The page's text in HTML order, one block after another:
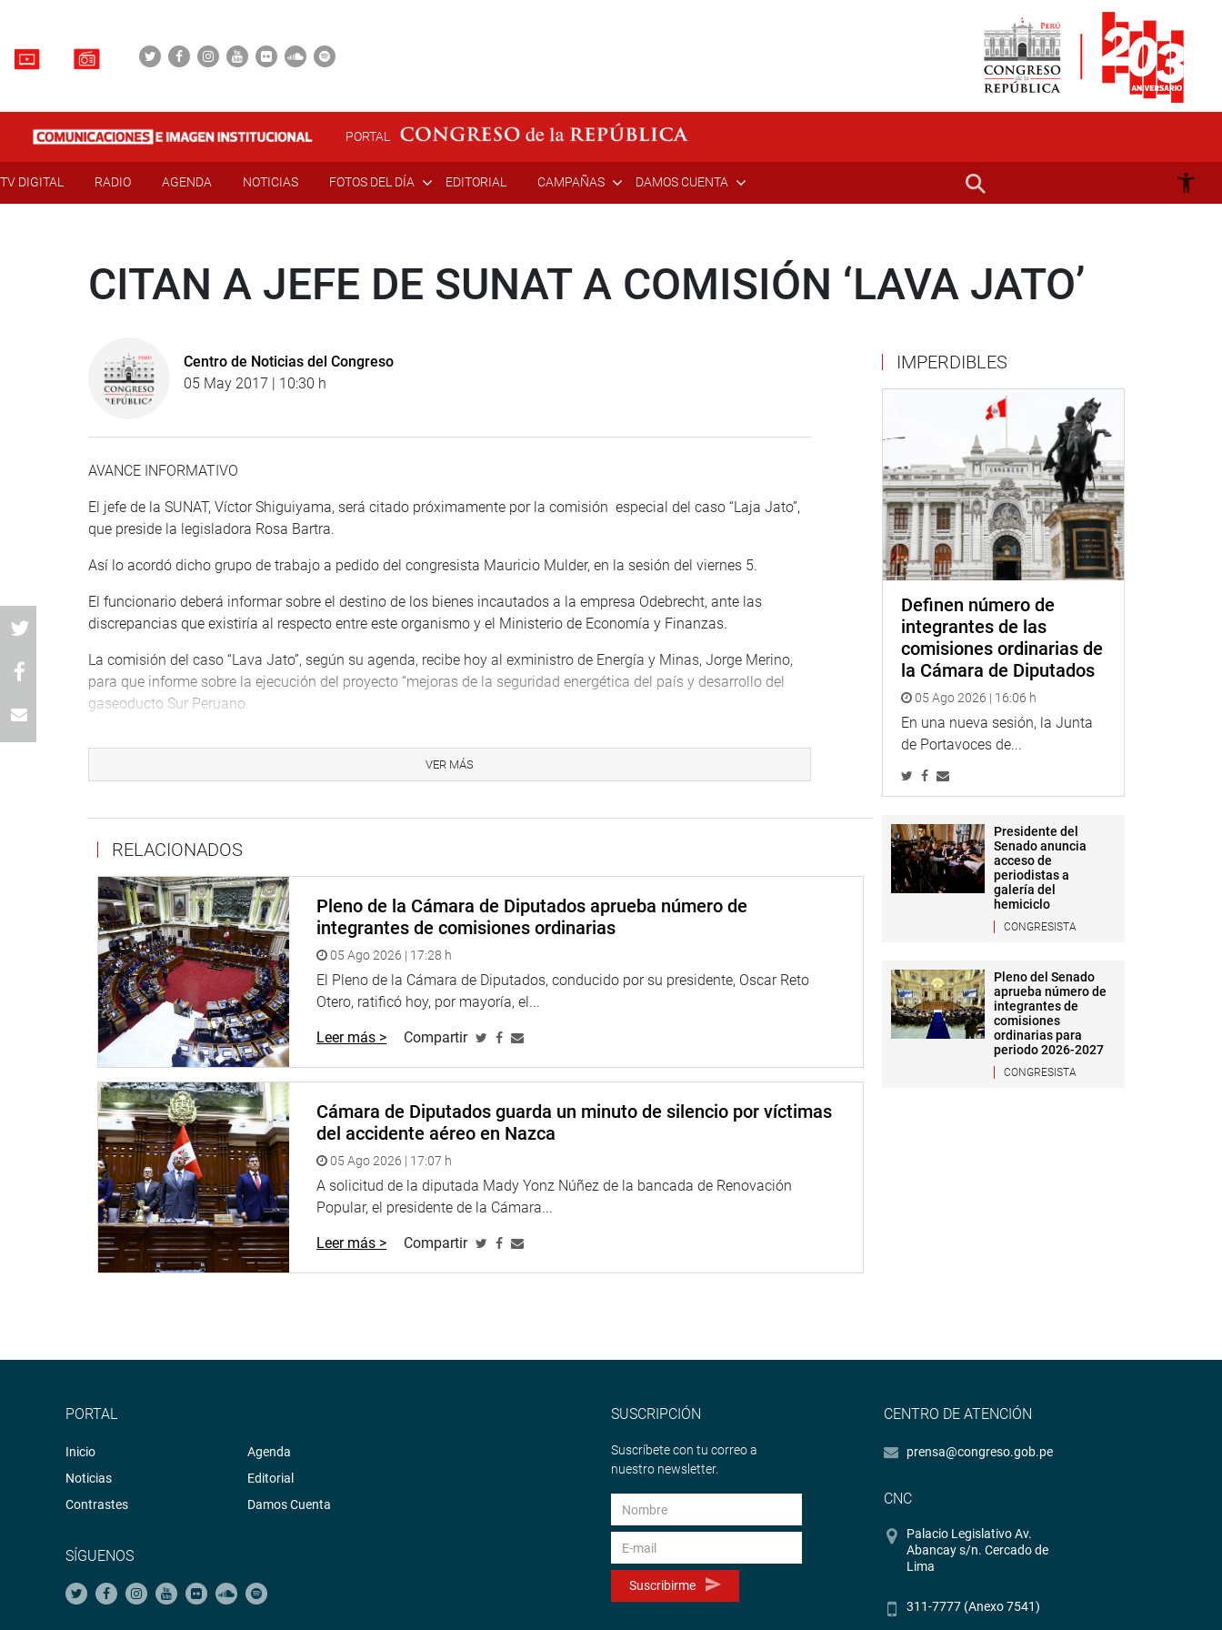
PORTAL
TV DIGITAL RADIO AGENDA NOTICIAS FOTOS DEL DÍA EDITORIAL CAMPAÑAS DAMOS CUENTA
CITAN A JEFE DE SUNAT A COMISIÓN ‘LAVA JATO’
Centro de Noticias del Congreso
05 May 2017 | 10:30 h
AVANCE INFORMATIVO
El jefe de la SUNAT, Víctor Shiguiyama, será citado próximamente por la comisión especial del caso “Laja Jato”,
que preside la legisladora Rosa Bartra.
Así lo acordó dicho grupo de trabajo a pedido del congresista Mauricio Mulder, en la sesión del viernes 5.
El funcionario deberá informar sobre el destino de los bienes incautados a la empresa Odebrecht, ante las
discrepancias que existiría al respecto entre este organismo y el Ministerio de Economía y Finanzas.
La comisión del caso “Lava Jato”, según su agenda, recibe hoy al exministro de Energía y Minas, Jorge Merino,
para que informe sobre la ejecución del proyecto “mejoras de la seguridad energética del país y desarrollo del
gaseoducto Sur Peruano.
VER MÁS
RELACIONADOS
Pleno de la Cámara de Diputados aprueba número de
integrantes de comisiones ordinarias
05 Ago 2026 | 17:28 h
El Pleno de la Cámara de Diputados, conducido por su presidente, Oscar Reto
Otero, ratificó hoy, por mayoría, el...
Leer más > Compartir
Cámara de Diputados guarda un minuto de silencio por víctimas
del accidente aéreo en Nazca
05 Ago 2026 | 17:07 h
A solicitud de la diputada Mady Yonz Núñez de la bancada de Renovación
Popular, el presidente de la Cámara...
Leer más > Compartir
IMPERDIBLES
Definen número de
integrantes de las
comisiones ordinarias de
la Cámara de Diputados
05 Ago 2026 | 16:06 h
En una nueva sesión, la Junta
de Portavoces de...
Presidente del
Senado anuncia
acceso de
periodistas a
galería del
hemiciclo
CONGRESISTA
Pleno del Senado
aprueba número de
integrantes de
comisiones
ordinarias para
periodo 2026-2027
CONGRESISTA
PORTAL
Inicio
Noticias
Contrastes
Agenda
Editorial
Damos Cuenta
SÍGUENOS
SUSCRIPCIÓN
Suscríbete con tu correo a
nuestro newsletter.
Suscribirme
CENTRO DE ATENCIÓN
prensa@congreso.gob.pe
CNC
Palacio Legislativo Av.
Abancay s/n. Cercado de
Lima
311-7777 (Anexo 7541)